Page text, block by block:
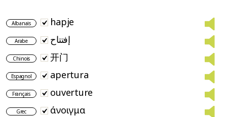
Albanais hapje
Arabe إفتتاح
Chinois 开门
Espagnol apertura
Français ouverture
Grec άνοιγμα